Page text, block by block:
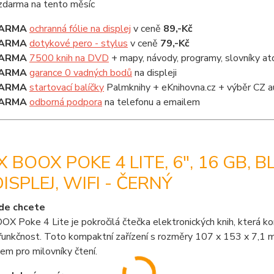
ochranná fólie na displej v ceně 89,-Kč
dotykové pero - stylus v ceně 79,-Kč
7500 knih na DVD + mapy, návody, programy, slovníky
garance 0 vadných bodů na displeji
startovací balíčkyPalmknihy + eKnihovna.cz + výběr CZ
odborná podpora na telefonu a emailem
BOOX POKE 4 LITE, 6", 16 GB,
WIFI - ČERNÝ
chcete
Poke 4 Lite je pokročilá čtečka elektronických knih, která
Toto kompaktní zařízení s rozměry 107 x 153 x 7,1
pro milovníky čtení.